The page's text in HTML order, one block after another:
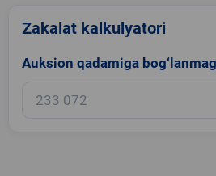
Zakalat kalkulyatori
Auksion qadamiga